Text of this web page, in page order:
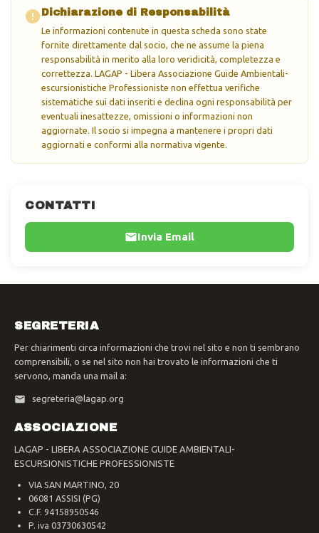
CONTATTI
Invia Email
Dichiarazione di Responsabilità
Le informazioni contenute in questa scheda sono state
fornite direttamente dal socio, che ne assume la piena
responsabilità in merito alla loro veridicità, completezza e
correttezza. LAGAP - Libera Associazione Guide Ambientali-
escursionistiche Professioniste non effettua verifiche
sistematiche sui dati inseriti e declina ogni responsabilità per
eventuali inesattezze, omissioni o informazioni non
aggiornate. Il socio si impegna a mantenere i propri dati
aggiornati e conformi alla normativa vigente.
SEGRETERIA
Per chiarimenti circa informazioni che trovi nel sito e non ti sembrano
comprensibili, o se nel sito non hai trovato le informazioni che ti
servono, manda una mail a:
segreteria@lagap.org
ASSOCIAZIONE
LAGAP - LIBERA ASSOCIAZIONE GUIDE AMBIENTALI-
ESCURSIONISTICHE PROFESSIONISTE
VIA SAN MARTINO, 20
06081 ASSISI (PG)
C.F. 94158950546
P. iva 03730630542